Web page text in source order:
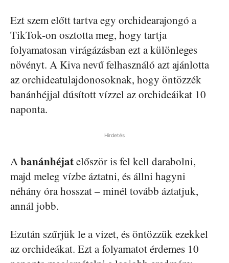
Ezt szem előtt tartva egy orchidearajongó a
TikTok-on osztotta meg, hogy tartja
folyamatosan virágázásban ezt a különleges
növényt. A Kiva nevű felhasználó azt ajánlotta
az orchideatulajdonosoknak, hogy öntözzék
banánhéjjal dúsított vízzel az orchideáikat 10
naponta.
Hirdetés
Abanánhéjatelőször is fel kell darabolni,
majd meleg vízbe áztatni, és állni hagyni
néhány óra hosszat – minél tovább áztatjuk,
annál jobb.
Ezután szűrjük le a vizet, és öntözzük ezekkel
az orchideákat. Ezt a folyamatot érdemes 10